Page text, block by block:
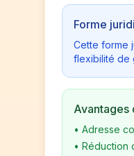
Forme
Cette forme
flexibilité de
Avantages
• Adresse
• Réduction